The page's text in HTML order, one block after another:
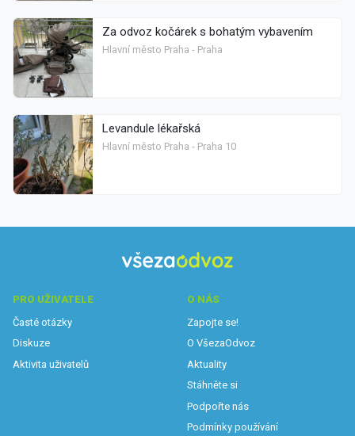
Za odvoz kočárek s bohatým vybavením
Hlavní město Praha - Praha
Levandule lékařská
Hlavní město Praha - Praha 10
PRO UŽIVATELE
Časté otázky
Diskuze
Aktivita uživatelů
O NÁS
Zapojte se!
O VšezaOdvoz
Aktuality
Stáhněte si
Podpořte nás
Podmínky používání